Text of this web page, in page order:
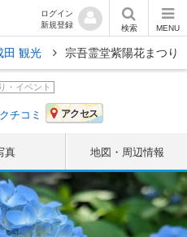
ログイン
新規登録
検索 MENU
田 観光 宗吾霊堂紫陽花まつり
・イベント
チコミ アクセス
真 地図・周辺情報